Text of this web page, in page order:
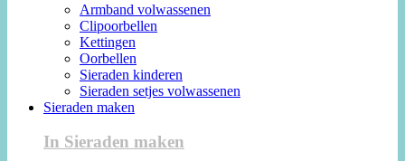
Armband volwassenen
Clipoorbellen
Kettingen
Oorbellen
Sieraden kinderen
Sieraden setjes volwassenen
Sieraden maken
In Sieraden maken